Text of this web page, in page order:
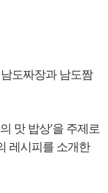
도짜장과 남도짬
맛 밥상’을 주제로
레시피를 소개한